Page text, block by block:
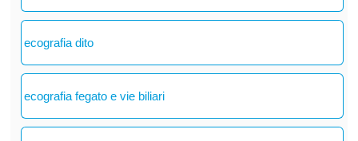
ecografia dito
ecografia fegato e vie biliari